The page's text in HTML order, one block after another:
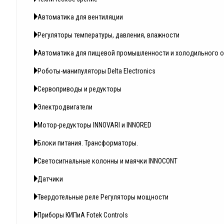
Автоматика для вентиляции
Регуляторы температуры, давления, влажности
Автоматика для пищевой промышленности и холодильного
Роботы-манипуляторы Delta Electronics
Сервоприводы и редукторы
Электродвигатели
Мотор-редукторы INNOVARI и INNORED
Блоки питания. Трансформаторы.
Светосигнальные колонны и маячки INNOCONT
Датчики
Твердотельные реле Регуляторы мощности
Приборы КИПиА Fotek Controls